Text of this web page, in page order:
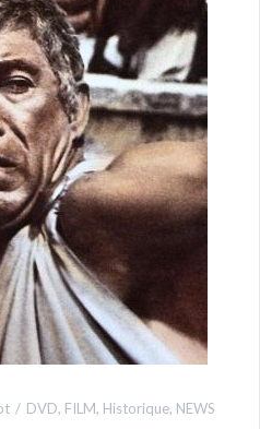
DVD, FILM, Historique, NEWS